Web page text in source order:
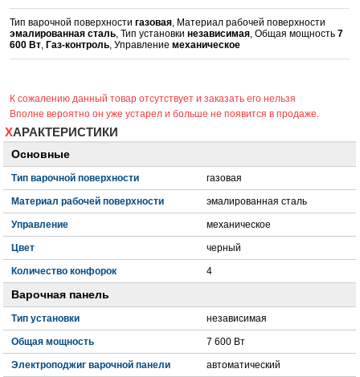
Тип варочной поверхностигазовая, Материал рабочей поверхности
эмалированная сталь, Тип установкинезависимая, Общая мощность7
600 Вт, Газ-контроль, Управлениемеханическое
К сожалению данный товар отсутствует и заказать его нельзя
Вполне вероятно он уже устарел и больше не появится в продаже.
ХАРАКТЕРИСТИКИ
Основные
Тип варочной поверхности газовая
Материал рабочей поверхности эмалированная сталь
Управление механическое
Цвет черный
Количество конфорок 4
Варочная панель
Тип установки независимая
Общая мощность 7 600 Вт
Электроподжиг варочной панели автоматический